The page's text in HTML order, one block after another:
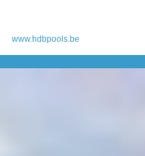
www.hdbpools.be